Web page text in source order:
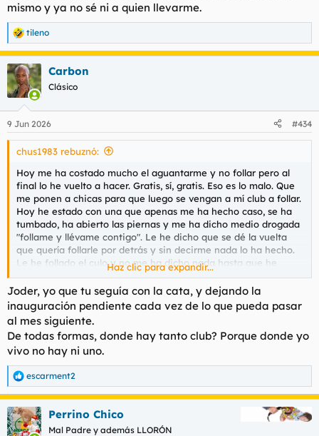
mismo y ya no sé ni a quien llevarme.
R
e
a
c
c
i
e
s
tileno
Carbon
Clásico
9 Jun 2026 #434
chus1983 rebuznó:
Hoy me ha costado mucho el aguantarme y no follar pero al
final lo he vuelto a hacer. Gratis, sí, gratis. Eso es lo malo. Que
me ponen a chicas para que luego se vengan a mí club a follar.
Hoy he estado con una que apenas me ha hecho caso, se ha
tumbado, ha abierto las piernas y me ha dicho medio drogada
"follame y llévame contigo". Le he dicho que se dé la vuelta
que quería follarle por detrás y sin decirme nada lo ha hecho.
Le he follado el culo y no me ha dicho nada hasta que he
acabado. Sinceramente, le he dado muy fuerte para que se
quejara y dijera algo pero aún así no ha dicho nada. Cuando he
acabado me ha dicho que quería venir a mí club que en el que
estaba le trataban muy mal y cobraba poco. No sé, siempre es
lo mismo y ya no sé ni a quien llevarme.
Haz clic para expandir...
Joder, yo que tu seguía con la cata, y dejando la
inauguración pendiente cada vez de lo que pueda pasar
al mes siguiente.
De todas formas, donde hay tanto club? Porque donde yo
vivo no hay ni uno.
R
e
a
c
c
escarment2
Perrino Chico
Mal Padre y además LLORÓN